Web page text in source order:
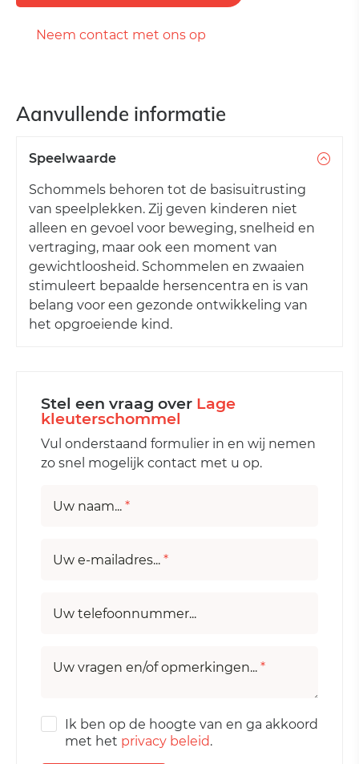
Neem contact met ons op
Aanvullende informatie
Speelwaarde
Schommels behoren tot de basisuitrusting
van speelplekken. Zij geven kinderen niet
alleen en gevoel voor beweging, snelheid en
vertraging, maar ook een moment van
gewichtloosheid. Schommelen en zwaaien
stimuleert bepaalde hersencentra en is van
belang voor een gezonde ontwikkeling van
het opgroeiende kind.
Stel een vraag over Lage
kleuterschommel
Vul onderstaand formulier in en wij nemen
zo snel mogelijk contact met u op.
Uw naam... *
Uw e-mailadres... *
Uw telefoonnummer...
Uw vragen en/of opmerkingen... *
Ik ben op de hoogte van en ga akkoord
met het privacy beleid.